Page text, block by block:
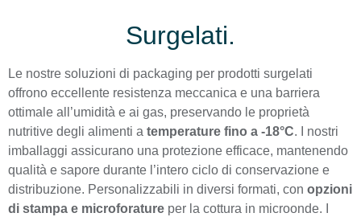
Surgelati.
Le nostre soluzioni di packaging per prodotti surgelati
offrono eccellente resistenza meccanica e una barriera
ottimale all’umidità e ai gas, preservando le proprietà
nutritive degli alimenti a temperature fino a -18°C. I nostri
imballaggi assicurano una protezione efficace, mantenendo
qualità e sapore durante l’intero ciclo di conservazione e
distribuzione. Personalizzabili in diversi formati, con opzioni
di stampa e microforature per la cottura in microonde. I